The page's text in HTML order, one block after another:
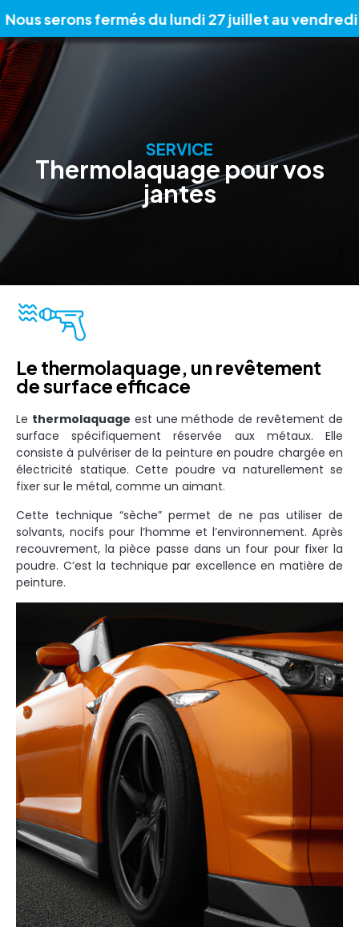
serons fermés du lundi 27 juillet au vendredi 7
SERVICE
Thermolaquage pour vos
jantes
Le thermolaquage, un revêtement
de surface efficace
Le thermolaquage est une méthode de revêtement de
surface spécifiquement réservée aux métaux. Elle
consiste à pulvériser de la peinture en poudre chargée en
électricité statique. Cette poudre va naturellement se
fixer sur le métal, comme un aimant.
Cette technique “sèche” permet de ne pas utiliser de
solvants, nocifs pour l’homme et l’environnement. Après
recouvrement, la pièce passe dans un four pour fixer la
poudre. C’est la technique par excellence en matière de
peinture.